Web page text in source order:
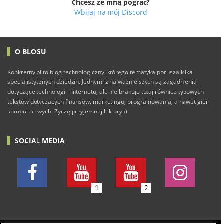
Chcesz ze mną pograć?
Wbijaj na mój Discord
O BLOGU
Konkretny.pl to blog technologiczny, którego tematyka porusza kilka
specjalistycznych dziedzin. Jednymi z najważniejszych są zagadnienia
dotyczące technologii i Internetu, ale nie brakuje tutaj również typowych
tekstów dotyczących finansów, marketingu, programowania, a nawet gier
komputerowych. Życzę przyjemnej lektury :)
SOCIAL MEDIA
1 2